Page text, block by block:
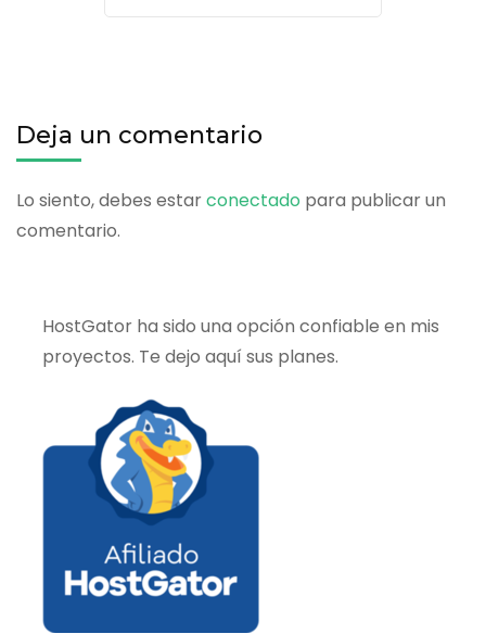
Deja un comentario
Lo siento, debes estarconectado para publicar un
comentario.
HostGator ha sido una opción confiable en mis
proyectos. Te dejo aquí sus planes.